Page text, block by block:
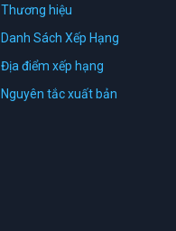
Thương hiệu
Danh Sách Xếp Hạng
Địa điểm xếp hạng
Nguyên tắc xuất bản